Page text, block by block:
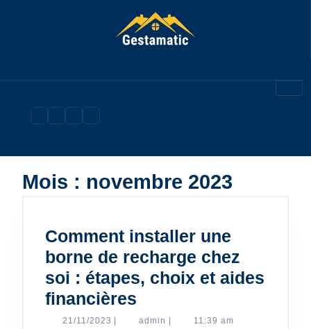
Mois : novembre 2023
Comment installer une
borne de recharge chez
soi : étapes, choix et aides
financières
installer
21/11/2023 21/11/2023
| admin admin
| 11:39 am